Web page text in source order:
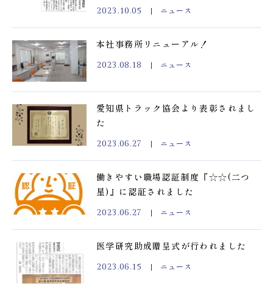
2023.10.05 ニュース
本社事務所リニューアル！
2023.08.18 ニュース
愛知県トラック協会より表彰されまし
た
2023.06.27 ニュース
働きやすい職場認証制度『☆☆(二つ
星)』に認証されました
2023.06.27 ニュース
医学研究助成贈呈式が行われました
2023.06.15 ニュース